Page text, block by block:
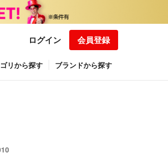
ログイン 会員登録
リから探す ブランドから探す